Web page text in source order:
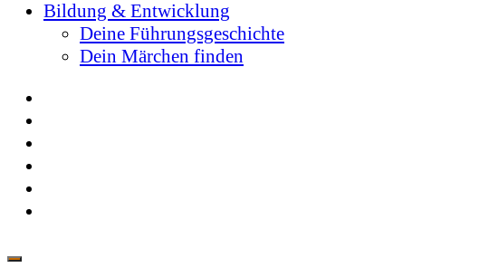
Bildung & Entwicklung
Deine Führungsgeschichte
Dein Märchen finden